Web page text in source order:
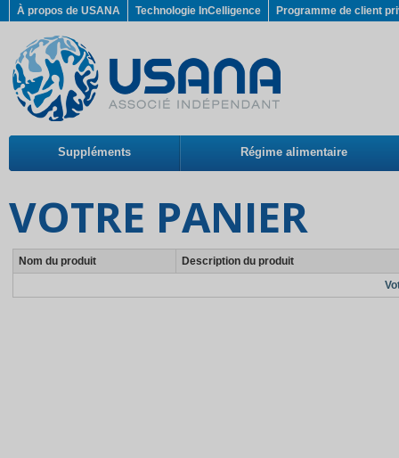
À propos de USANA Technologie InCelligence Programme de client
Suppléments Régime alimentaire
VOTRE PANIER
Nom du produit
Description du produit